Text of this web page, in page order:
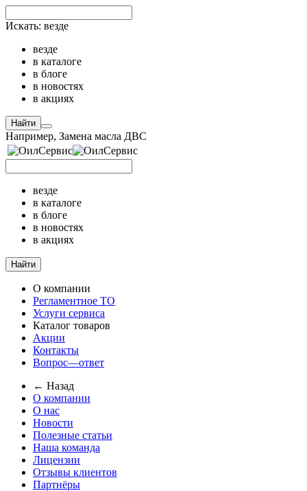
Искать: везде
везде
в каталоге
в блоге
в новостях
в акциях
Найти
Например, Замена масла ДВС
везде
в каталоге
в блоге
в новостях
в акциях
Найти
О компании
Регламентное ТО
Услуги сервиса
Каталог товаров
Акции
Контакты
Вопрос—ответ
← Назад
О компании
О нас
Новости
Полезные статьи
Наша команда
Лицензии
Отзывы клиентов
Партнёры